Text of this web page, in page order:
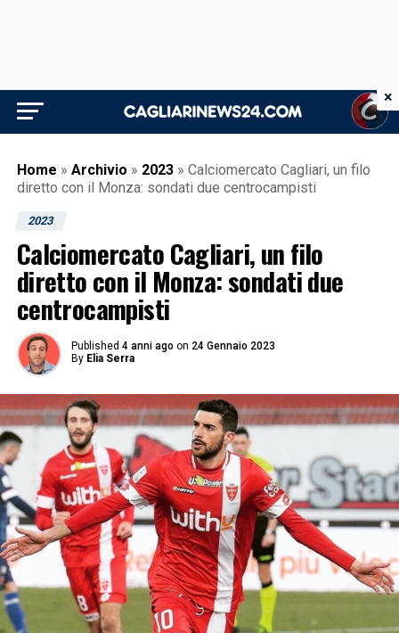
Home » Archivio » 2023 » Calciomercato Cagliari, un filo
diretto con il Monza: sondati due centrocampisti
2023
Calciomercato Cagliari, un filo
diretto con il Monza: sondati due
centrocampisti
Published 4 anni ago on 24 Gennaio 2023
By Elia Serra
×